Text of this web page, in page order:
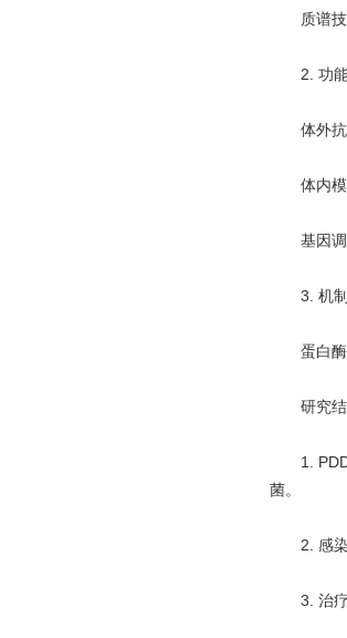
质谱技术
2. 功能
体外抗菌
体内模型
基因调控
3. 机制
蛋白酶体
研究结
1.
菌。
2. 感染
3. 治疗